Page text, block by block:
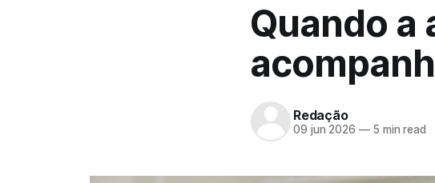
Quando a
Redação
09 jun 2026 —5 min read